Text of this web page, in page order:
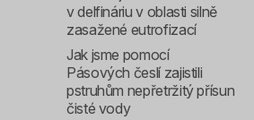
v delfináriu v oblasti silně
zasažené eutrofizací
Jak jsme pomocí
Pásových česlí zajistili
pstruhům nepřetržitý přísun
čisté vody